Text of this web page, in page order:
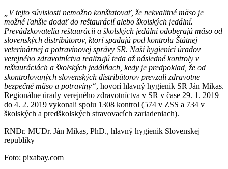
„V tejto súvislosti nemožno konštatovať, že nekvalitné mäso je
možné ľahšie dodať do reštaurácií alebo školských jedální.
Prevádzkovatelia reštaurácii a školských jedální odoberajú mäso od
slovenských distribútorov, ktorí spadajú pod kontrolu Štátnej
veterinárnej a potravinovej správy SR. Naši hygienici úradov
verejného zdravotníctva realizujú teda až následné kontroly v
reštauráciách a školských jedálňach, kedy je predpoklad, že od
skontrolovaných slovenských distribútorov prevzali zdravotne
bezpečné mäso a potraviny“, hovorí hlavný hygienik SR Ján Mikas.
Regionálne úrady verejného zdravotníctva v SR v čase 29. 1. 2019
do 4. 2. 2019 vykonali spolu 1308 kontrol (574 v ZSS a 734 v
školských a predškolských stravovacích zariadeniach).
RNDr. MUDr. Ján Mikas, PhD., hlavný hygienik Slovenskej
republiky
Foto: pixabay.com